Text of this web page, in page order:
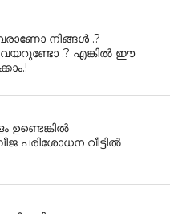
നിങ്ങൾ .?
വയറുണ്ടോ .? എങ്കിൽ ഈ
ഉണ്ടെങ്കിൽ
പരിശോധന വീട്ടിൽ